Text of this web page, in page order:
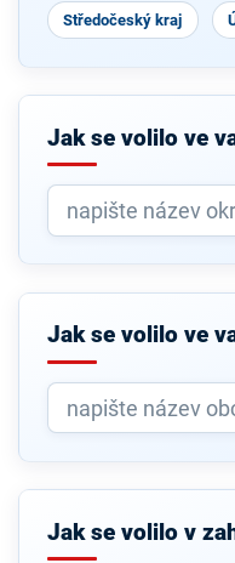
Středočeský kraj
Jak se volilo ve
Jak se volilo ve
Jak se volilo v